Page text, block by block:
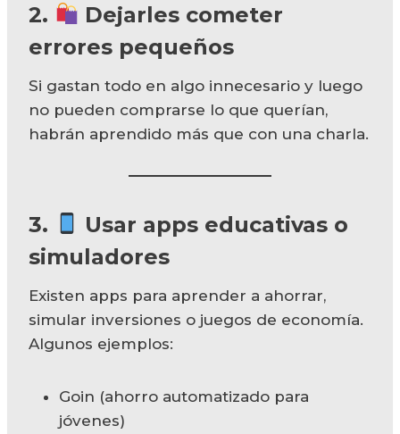
2.
Dejarles cometer
errores pequeños
Si gastan todo en algo innecesario y luego
no pueden comprarse lo que querían,
habrán aprendido más que con una charla.
3.
Usar apps educativas o
simuladores
Existen apps para aprender a ahorrar,
simular inversiones o juegos de economía.
Algunos ejemplos:
Goin (ahorro automatizado para
jóvenes)